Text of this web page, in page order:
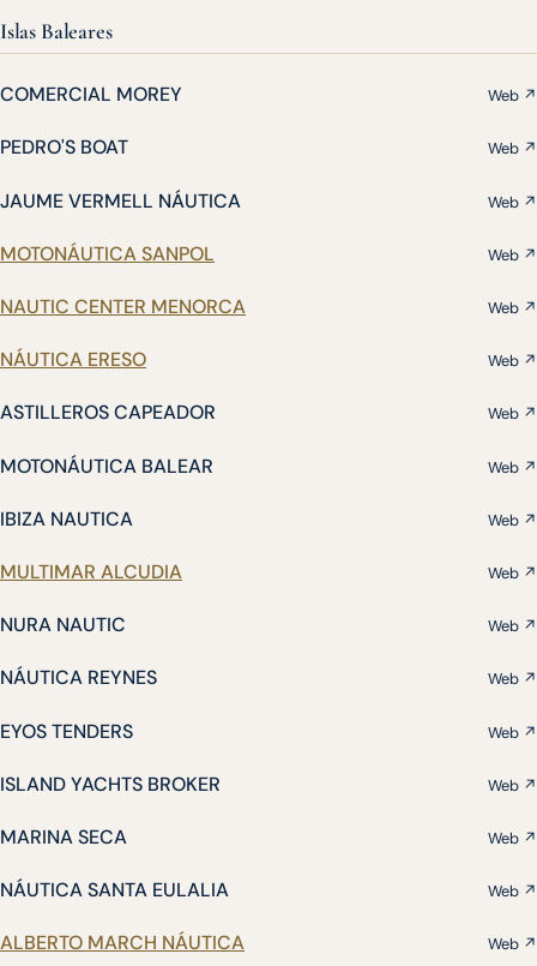
Islas Baleares
COMERCIAL MOREY Web ↗
PEDRO'S BOAT Web ↗
JAUME VERMELL NÁUTICA Web ↗
MOTONÁUTICA SANPOL Web ↗
NAUTIC CENTER MENORCA Web ↗
NÁUTICA ERESO Web ↗
ASTILLEROS CAPEADOR Web ↗
MOTONÁUTICA BALEAR Web ↗
IBIZA NAUTICA Web ↗
MULTIMAR ALCUDIA Web ↗
NURA NAUTIC Web ↗
NÁUTICA REYNES Web ↗
EYOS TENDERS Web ↗
ISLAND YACHTS BROKER Web ↗
MARINA SECA Web ↗
NÁUTICA SANTA EULALIA Web ↗
ALBERTO MARCH NÁUTICA Web ↗